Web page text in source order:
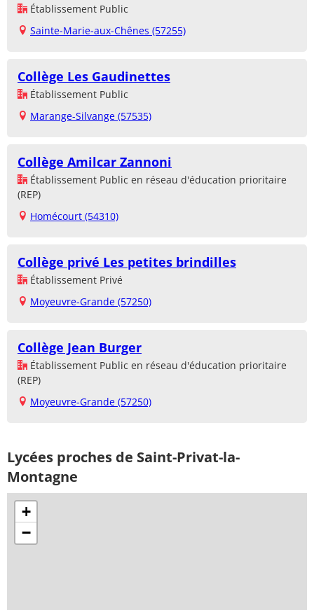
Établissement Public
Sainte-Marie-aux-Chênes (57255)
Collège Les Gaudinettes
Établissement Public
Marange-Silvange (57535)
Collège Amilcar Zannoni
Établissement Public en réseau d'éducation prioritaire
(REP)
Homécourt (54310)
Collège privé Les petites brindilles
Établissement Privé
Moyeuvre-Grande (57250)
Collège Jean Burger
Établissement Public en réseau d'éducation prioritaire
(REP)
Moyeuvre-Grande (57250)
Lycées proches de Saint-Privat-la-
Montagne
+
−